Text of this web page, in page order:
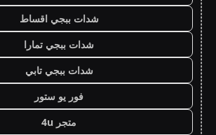
شدات ببجي اقساط
شدات ببجي تمارا
شدات ببجي تابي
فور يو ستور
متجر 4u